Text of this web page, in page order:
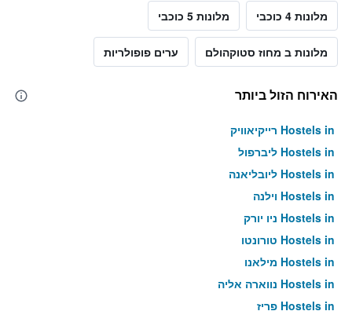
מלונות 4 כוכבי מלונות 5 כוכבי
מלונות ב מחוז סטוקהולם ערים פופולריות
האירוח הזול ביותר
Hostels in רייקיאוויק
Hostels in ליברפול
Hostels in ליובליאנה
Hostels in וילנה
Hostels in ניו יורק
Hostels in טורונטו
Hostels in מילאנו
Hostels in נווארה אליה
Hostels in פריז